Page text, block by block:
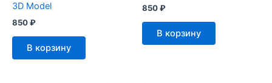
3D Model
850₽
В корзину
850₽
В корзину